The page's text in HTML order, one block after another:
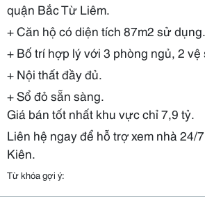
quận Bắc Từ Liêm.
+ Căn hộ có diện tích 87m2 sử dụng.
+ Bố trí hợp lý với 3 phòng ngủ, 2
+ Nội thất đầy đủ.
+ Sổ đỏ sẵn sàng.
Giá bán tốt nhất khu vực chỉ 7,9 tỷ.
Liên hệ ngay để hỗ trợ xem nhà 24/
Kiên.
Từ khóa gợi ý: